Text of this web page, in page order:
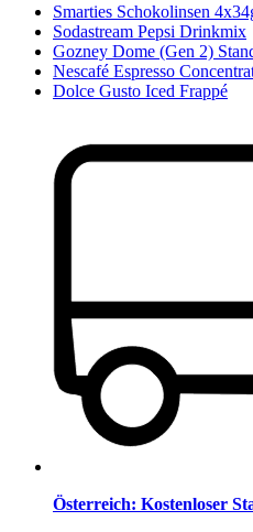
Smarties Schokolinsen
Sodastream Pepsi Drinkmix
Gozney Dome (Gen 2)
Nescafé Espresso
Dolce Gusto Iced Frappé
Österreich: Kostenloser